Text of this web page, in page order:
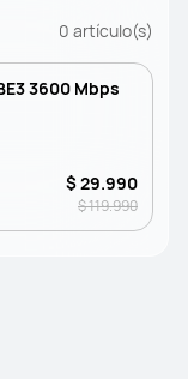
0 artículo(s)
3600 Mbps
$ 29.990
$ 119.990